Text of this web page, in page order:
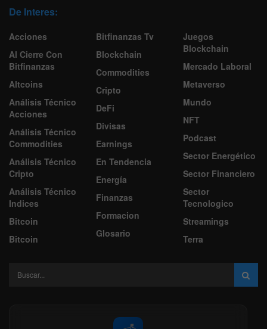
De Interes:
Acciones
Al Cierre Con
Bitfinanzas
Altcoins
Análisis Técnico
Acciones
Análisis Técnico
Commodities
Análisis Técnico
Cripto
Análisis Técnico
Indices
Bitcoin
Bitcoin
Bitfinanzas Tv
Blockchain
Commodities
Cripto
DeFi
Divisas
Earnings
En Tendencia
Energía
Finanzas
Formacion
Glosario
Juegos
Blockchain
Mercado Laboral
Metaverso
Mundo
NFT
Podcast
Sector Energético
Sector Financiero
Sector
Tecnologico
Streamings
Terra